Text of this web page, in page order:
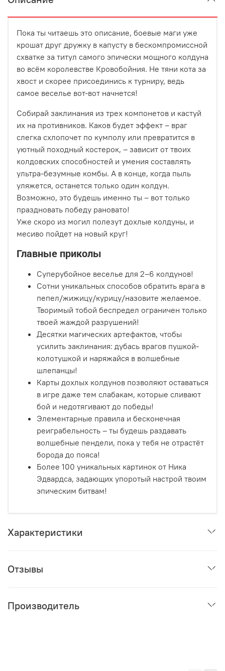
Пока ты читаешь это описание, боевые маги уже
крошат друг дружку в капусту в бескомпромиссной
схватке за титул самого эпически мощного колдуна
во всём королевстве Кровобойния. Не тяни кота за
хвост и скорее присоединись к турниру, ведь
самое веселье вот-вот начнется!
Собирай заклинания из трех компонетов и кастуй
их на противников. Каков будет эффект – враг
слегка схлопочет по кумполу или превратится в
уютный походный костерок, – зависит от твоих
колдовских способностей и умения составлять
ультра-безумные комбы. А в конце, когда пыль
уляжется, останется только один колдун.
Возможно, это будешь именно ты – вот только
праздновать победу рановато!
Уже скоро из могил полезут дохлые колдуны, и
месиво пойдет на новый круг!
Главные приколы
Суперубойное веселье для 2–6 колдунов!
Сотни уникальных способов обратить врага в
пепел/жижицу/курицу/назовите желаемое.
Творимый тобой беспредел ограничен только
твоей жаждой разрушений!
Десятки магических артефактов, чтобы
усилить заклинания: дубась врагов пушкой-
колотушкой и наряжайся в волшебные
шлепанцы!
Карты дохлых колдунов позволяют оставаться
в игре даже тем слабакам, которые сливают
бой и недотягивают до победы!
Элементарные правила и бесконечная
реиграбельность – ты будешь раздавать
волшебные пендели, пока у тебя не отрастёт
борода до пояса!
Более 100 уникальных картинок от Ника
Эдвардса, задающих упоротый настрой твоим
эпическим битвам!
Характеристики
Отзывы
Производитель